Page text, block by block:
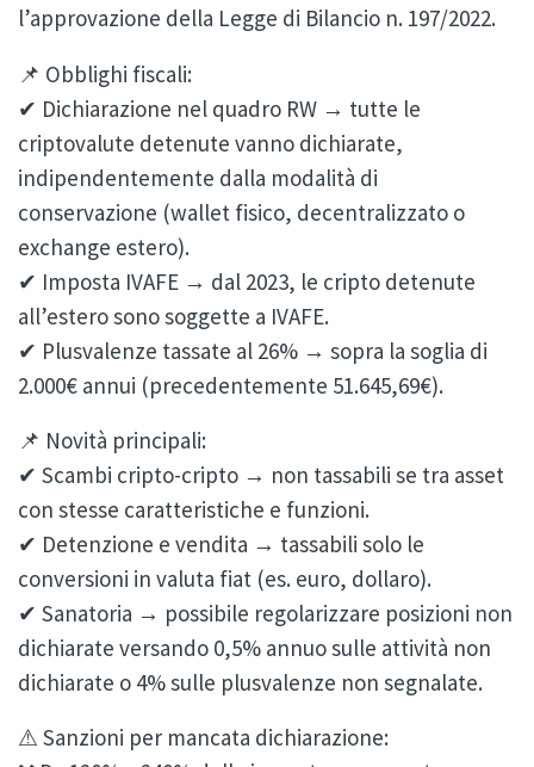
l’approvazione della Legge di Bilancio n. 197/2022.
📌 Obblighi fiscali:
✔ Dichiarazione nel quadro RW → tutte le
criptovalute detenute vanno dichiarate,
indipendentemente dalla modalità di
conservazione (wallet fisico, decentralizzato o
exchange estero).
✔ Imposta IVAFE → dal 2023, le cripto detenute
all’estero sono soggette a IVAFE.
✔ Plusvalenze tassate al 26% → sopra la soglia di
2.000€ annui (precedentemente 51.645,69€).
📌 Novità principali:
✔ Scambi cripto-cripto → non tassabili se tra asset
con stesse caratteristiche e funzioni.
✔ Detenzione e vendita → tassabili solo le
conversioni in valuta fiat (es. euro, dollaro).
✔ Sanatoria → possibile regolarizzare posizioni non
dichiarate versando 0,5% annuo sulle attività non
dichiarate o 4% sulle plusvalenze non segnalate.
⚠ Sanzioni per mancata dichiarazione: